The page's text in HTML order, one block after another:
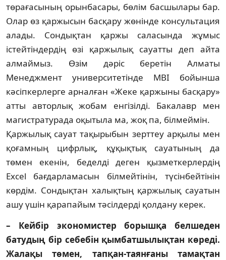
төрағасының орынбасары, бө­лім басшылары бар.
Олар өз қаржысын бас­қару жөнінде консультация
алады. Сондықтан қар­жы саласында жұмыс
істейтіндердің өзі қар­жы­лық сауатты деп айта
алмаймыз. Өзім дәріс бере­тін Алматы
Менеджмент уни­вер­ситетінде MBI бойынша
кәсіпкерлерге ар­налған «Жеке қар­жыны басқару»
атты автор­лық жобам ен­гізілді. Бакалавр мен
магист­ратурада оқытыла ма, жоқ па, білмеймін.
Қаржылық сауат тақырыбын зерттеу ар­қылы мен
қоғамның цифрлық, құқықтық сауа­­­тының да
төмен екенін, беделді деген қыз­меткерлердің
Excel бағдарламасын білмей­тінін, түсінбейтінін
көрдім. Сондықтан халық­тың қаржылық сауатын
ашу үшін қарапайым тәсілдерді қолдану керек.
– Кейбір экономистер борышқа бел­ше­ден
батудың бір себебін қымбатшы­лық­­тан көреді.
Жалақы төмен, тапқан-таян­ғаны тамақтан